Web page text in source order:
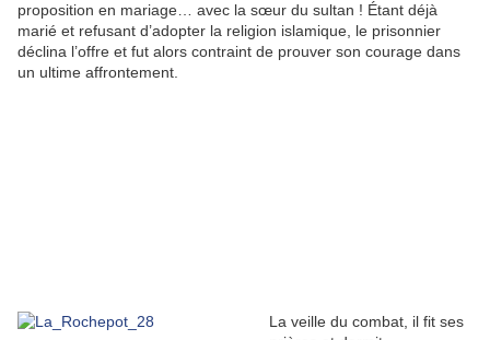
proposition en mariage… avec la sœur du sultan ! Étant déjà
marié et refusant d’adopter la religion islamique, le prisonnier
déclina l’offre et fut alors contraint de prouver son courage dans
un ultime affrontement.
La veille du combat, il fit ses